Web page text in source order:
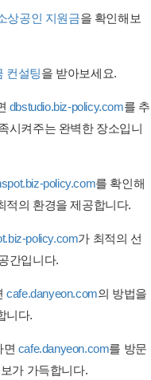
상공인 지원금을 확인해보
컨설팅을 받아보세요.
dbstudio.biz-policy.com를 추
시켜주는 완벽한 장소입니
policy.com를 확인해
적의 환경을 제공합니다.
policy.com가 최적의 선
간입니다.
cafe.danyeon.com의 방법을
니다.
면 cafe.danyeon.com를 방문
가 가득합니다.